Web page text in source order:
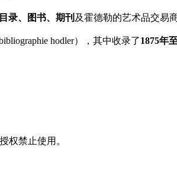
录、图书、期刊 及霍德勒的艺术品交易
hodler），其中收录了1875年
权禁止使用。